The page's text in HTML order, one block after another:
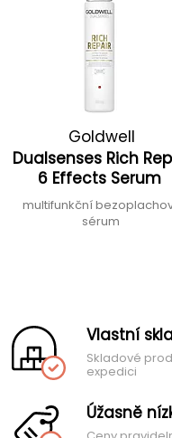
Goldwell
Dualsenses Rich
6 Effects Serum
multifunkční
sérum
Vlastní
Skladové
expedici
Úžasně